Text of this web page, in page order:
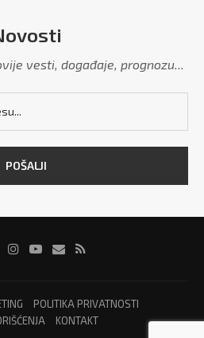
vesti, događaje, prognozu...
POLITIKA PRIVATNOSTI
KONTAKT